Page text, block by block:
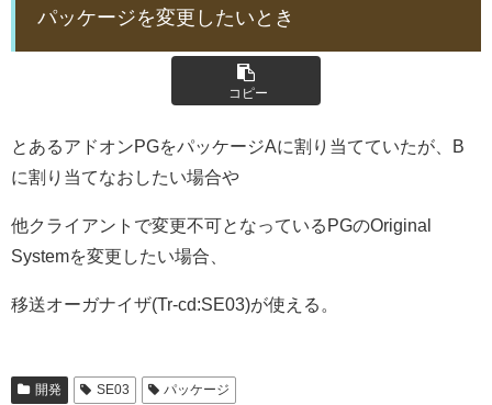
パッケージを変更したいとき
コピー
とあるアドオンPGをパッケージAに割り当てていたが、B
に割り当てなおしたい場合や
他クライアントで変更不可となっているPGのOriginal
Systemを変更したい場合、
移送オーガナイザ(Tr-cd:SE03)が使える。
開発 SE03 パッケージ